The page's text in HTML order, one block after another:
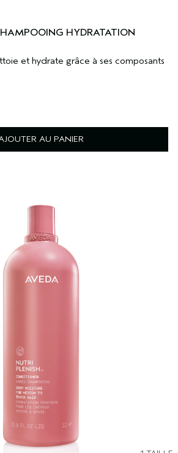
HYDRATATION
et hydrate grâce à ses composants
AU PANIER